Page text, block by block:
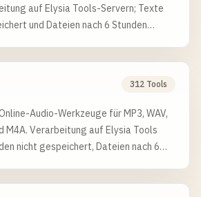
auf Elysia Tools-Servern; Texte
und Dateien nach 6 Stunden
312 Tools
Audio-Werkzeuge für MP3, WAV,
M4A. Verarbeitung auf Elysia Tools
nicht gespeichert, Dateien nach 6